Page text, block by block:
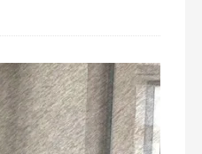
Nachrichten